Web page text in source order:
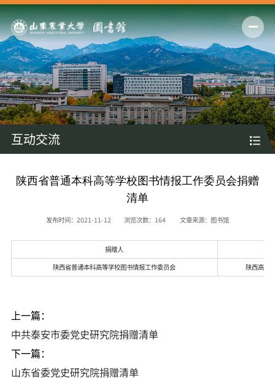
互动交流
陕西省普通本科高等学校图书情报工作委员会捐赠
清单
发布时间：2021-11-12 浏览次数： 164 文章来源：图书馆
捐赠人
陕西省普通本科高等学校图书情报工作委员会
陕西高校
上一篇：
中共泰安市委党史研究院捐赠清单
下一篇：
山东省委党史研究院捐赠清单